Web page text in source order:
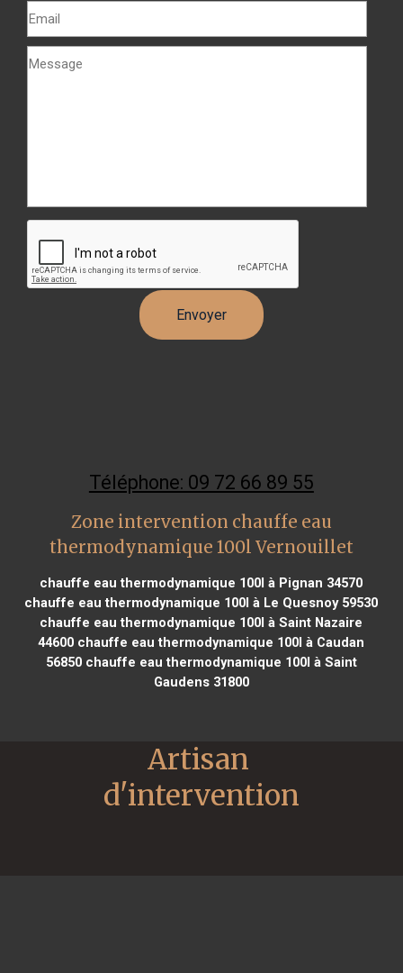
Téléphone: 09 72 66 89 55
Zone intervention chauffe eau
thermodynamique 100l Vernouillet
chauffe eau thermodynamique 100l à Pignan 34570
chauffe eau thermodynamique 100l à Le Quesnoy 59530
chauffe eau thermodynamique 100l à Saint Nazaire
44600 chauffe eau thermodynamique 100l à Caudan
56850chauffe eau thermodynamique 100l à Saint
Gaudens 31800
Artisan
d'intervention